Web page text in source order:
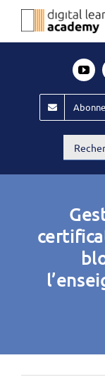
Passer
Évènements ILDI
Offres d’emploi